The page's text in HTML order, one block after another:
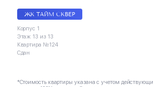
ЖК ТАЙМ СКВЕР
Корпус 1
Этаж 13 из 13
Квартира №124
Сдан
*Стоимость квартиры указана с учетом